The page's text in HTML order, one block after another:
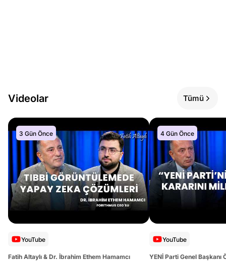
Videolar Tümü
3 Gün Önce
YouTube
Fatih Altaylı & Dr. İbrahim Ethem Hamamcı
4 Gün Önce
YouTube
YENİ Parti Genel Başkanı